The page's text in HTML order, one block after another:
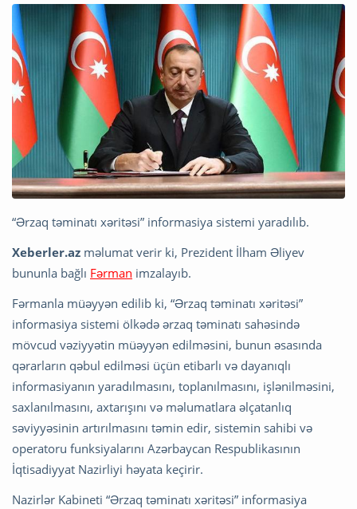
“Ərzaq təminatı xəritəsi” informasiya sistemi yaradılıb.
Xeberler.az məlumat verir ki, Prezident İlham Əliyev
bununla bağlı Fərman imzalayıb.
Fərmanla müəyyən edilib ki, “Ərzaq təminatı xəritəsi”
informasiya sistemi ölkədə ərzaq təminatı sahəsində
mövcud vəziyyətin müəyyən edilməsini, bunun əsasında
qərarların qəbul edilməsi üçün etibarlı və dayanıqlı
informasiyanın yaradılmasını, toplanılmasını, işlənilməsini,
saxlanılmasını, axtarışını və məlumatlara əlçatanlıq
səviyyəsinin artırılmasını təmin edir, sistemin sahibi və
operatoru funksiyalarını Azərbaycan Respublikasının
İqtisadiyyat Nazirliyi həyata keçirir.
Nazirlər Kabineti “Ərzaq təminatı xəritəsi” informasiya